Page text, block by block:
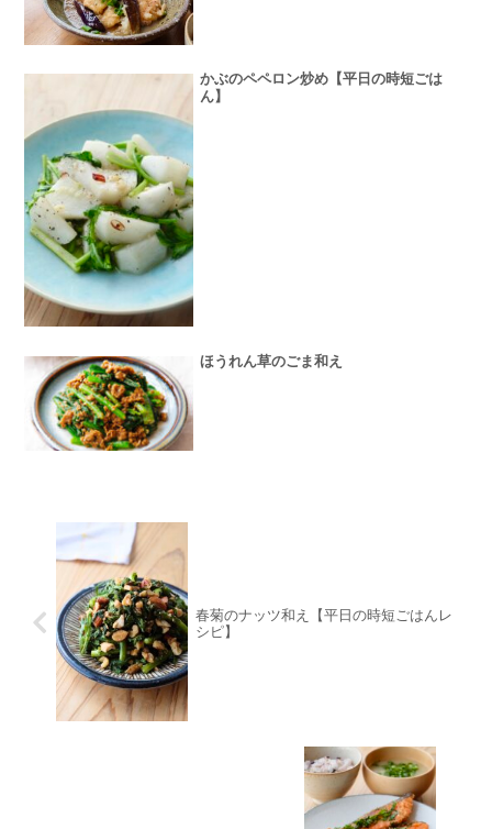
かぶのペペロン炒め【平日の時短ごは
ん】
ほうれん草のごま和え
春菊のナッツ和え【平日の時短ごはんレ
シピ】